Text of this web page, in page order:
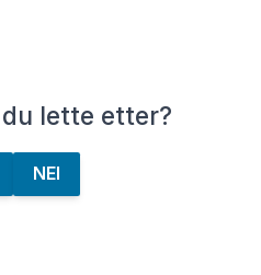
lette etter?
NEI